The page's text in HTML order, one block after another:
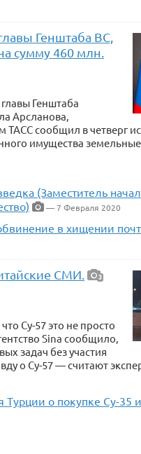
Генштаба ВС,
сумму 460 млн.
Генштаба
Арсланова,
сообщил в четверг
имущества
(Заместитель
— 7 Февраля 2020
в хищении
СМИ. 3
Су-57 это не просто
Sina сообщило,
задач без участия
о Су-57 — считают
о покупке Су-35